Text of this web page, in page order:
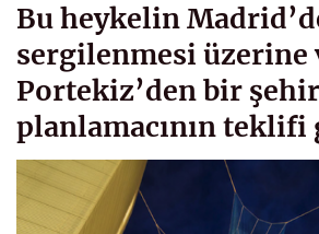
Bu heykelin
sergilenmesi üzerine
Portekiz’den bir şehir
planlamacının teklifi